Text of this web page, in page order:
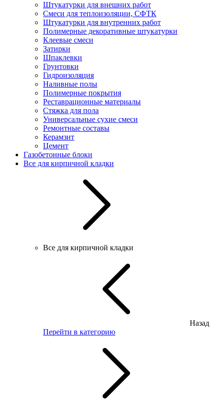
Штукатурки для внешних работ
Смеси для теплоизоляции, СФТК
Штукатурки для внутренних работ
Полимерные декоративные штукатурки
Клеевые смеси
Затирки
Шпаклевки
Грунтовки
Гидроизоляция
Наливные полы
Полимерные покрытия
Реставрационные материалы
Стяжка для пола
Универсальные сухие смеси
Ремонтные составы
Керамзит
Цемент
Газобетонные блоки
Все для кирпичной кладки
Все для кирпичной кладки
Назад
Перейти в категорию